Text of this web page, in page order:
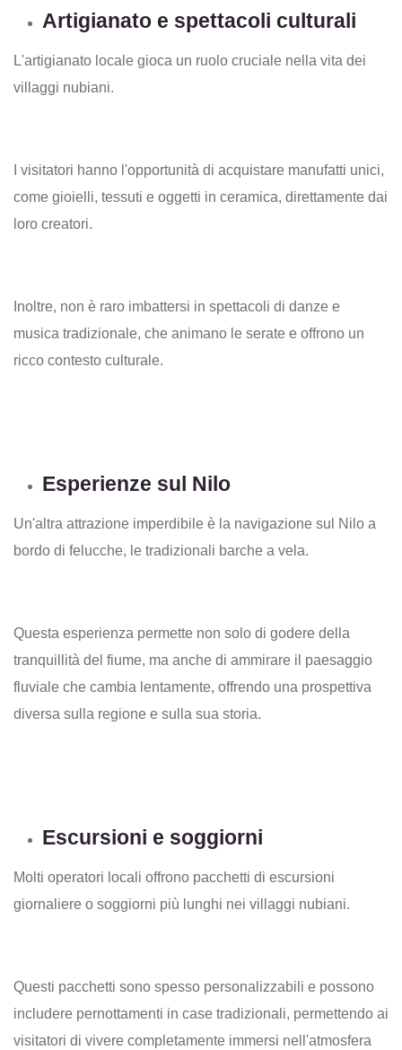
Artigianato e spettacoli culturali
L'artigianato locale gioca un ruolo cruciale nella vita dei
villaggi nubiani.
I visitatori hanno l'opportunità di acquistare manufatti unici,
come gioielli, tessuti e oggetti in ceramica, direttamente dai
loro creatori.
Inoltre, non è raro imbattersi in spettacoli di danze e
musica tradizionale, che animano le serate e offrono un
ricco contesto culturale.
Esperienze sul Nilo
Un'altra attrazione imperdibile è la navigazione sul Nilo a
bordo di felucche, le tradizionali barche a vela.
Questa esperienza permette non solo di godere della
tranquillità del fiume, ma anche di ammirare il paesaggio
fluviale che cambia lentamente, offrendo una prospettiva
diversa sulla regione e sulla sua storia.
Escursioni e soggiorni
Molti operatori locali offrono pacchetti di escursioni
giornaliere o soggiorni più lunghi nei villaggi nubiani.
Questi pacchetti sono spesso personalizzabili e possono
includere pernottamenti in case tradizionali, permettendo ai
visitatori di vivere completamente immersi nell'atmosfera